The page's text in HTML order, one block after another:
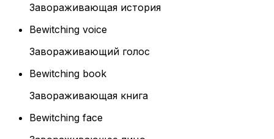
Завораживающая история
Bewitching voice
Завораживающий голос
Bewitching book
Завораживающая книга
Bewitching face